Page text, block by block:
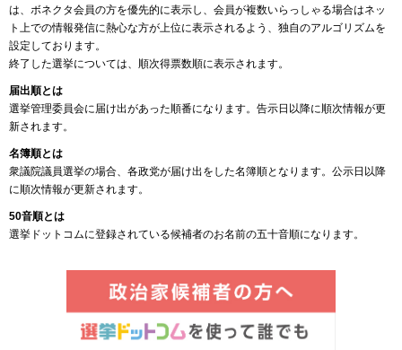
は、ボネクタ会員の方を優先的に表示し、会員が複数いらっしゃる場合はネッ
ト上での情報発信に熱心な方が上位に表示されるよう、独自のアルゴリズムを
設定しております。
終了した選挙については、順次得票数順に表示されます。
届出順とは
選挙管理委員会に届け出があった順番になります。告示日以降に順次情報が更
新されます。
名簿順とは
衆議院議員選挙の場合、各政党が届け出をした名簿順となります。公示日以降
に順次情報が更新されます。
50音順とは
選挙ドットコムに登録されている候補者のお名前の五十音順になります。